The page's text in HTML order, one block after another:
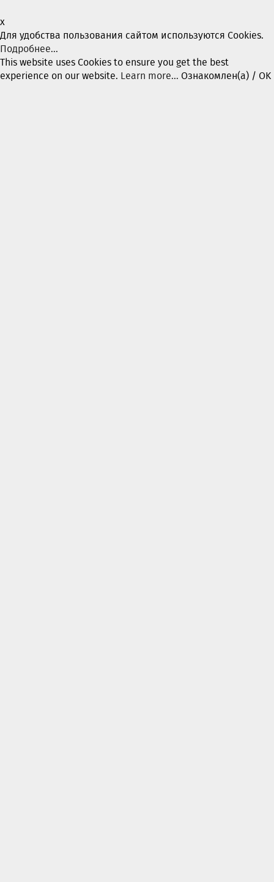
x
Для удобства пользования сайтом используются Cookies.
Подробнее...
This website uses Cookies to ensure you get the best
experience on our website. Learn more... Ознакомлен(а) / OK